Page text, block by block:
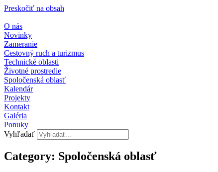
Preskočiť na obsah
O nás
Novinky
Zameranie
Cestovný ruch a turizmus
Technické oblasti
Životné prostredie
Spoločenská oblasť
Kalendár
Projekty
Kontakt
Galéria
Ponuky
Vyhľadať
Category: Spoločenská oblasť